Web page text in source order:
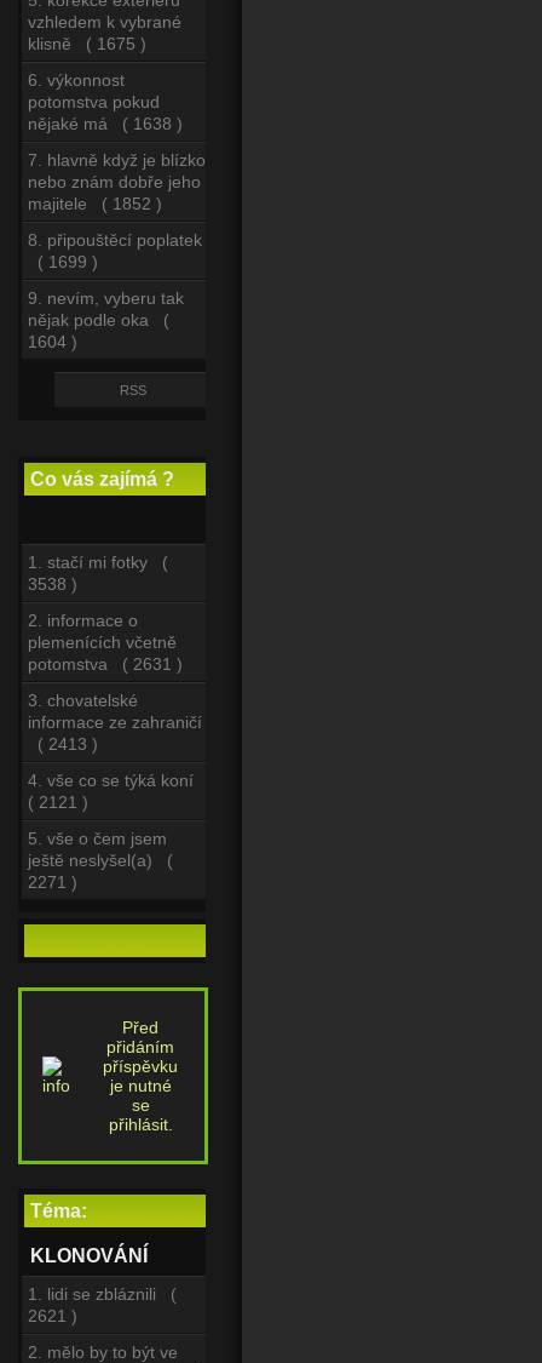
vzhledem k vybrané
klisně ( 1675 )
6. výkonnost
potomstva pokud
nějaké má ( 1638 )
7. hlavně když je blízko
nebo znám dobře jeho
majitele ( 1852 )
8. připouštěcí poplatek
( 1699 )
9. nevím, vyberu tak
nějak podle oka (
1604 )
RSS
Co vás zajímá ?
1. stačí mi fotky (
3538 )
2. informace o
plemenících včetně
potomstva ( 2631 )
3. chovatelské
informace ze zahraničí
( 2413 )
4. vše co se týká koní
( 2121 )
5. vše o čem jsem
ještě neslyšel(a) (
2271 )
Před
přidáním
příspěvku
je nutné
se
přihlásit.
Téma:
KLONOVÁNÍ
1. lidi se zbláznili (
2621 )
2. mělo by to být ve